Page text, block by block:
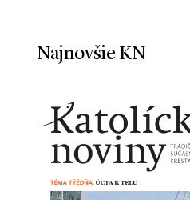
Najnovšie KN